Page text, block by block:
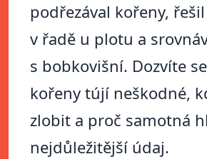
podřezával kořeny,
v řadě u plotu a
s bobkovišní. Dozvíte
kořeny tújí neškodné,
zlobit a proč samotná
nejdůležitější údaj.